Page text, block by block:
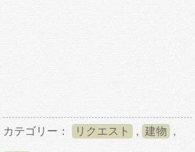
カテゴリー： リクエスト , 建物 ,